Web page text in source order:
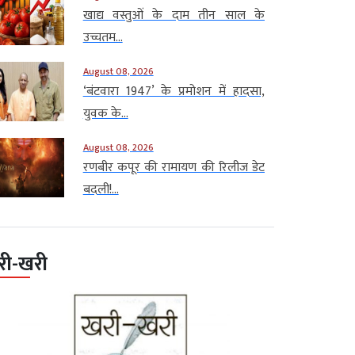
खाद्य वस्तुओं के दाम तीन साल के
उच्चतम...
August 08, 2026
‘बंटवारा 1947’ के प्रमोशन में हादसा,
युवक के...
August 08, 2026
रणबीर कपूर की रामायण की रिलीज डेट
बदली!...
खरी